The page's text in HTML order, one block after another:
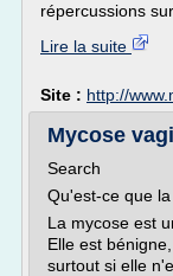
répercussions
Lire la suite
Site : http://
Mycose
Search
Qu'est-ce que
La mycose est
Elle est
surtout si elle